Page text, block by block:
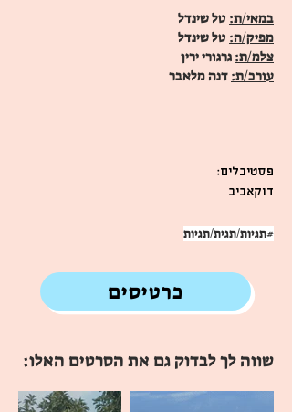
במאי/ת: טל שינדל
מפיק/ה: טל שינדל
צלמ/ת: גרגורי ירין
עורכ/ת: דנה מלאבר
פסטיבלים:
דוקאביב
#תגיות/תגית/תגיות
כרטיסים
שווה לך לבדוק גם את הסרטים האלו: